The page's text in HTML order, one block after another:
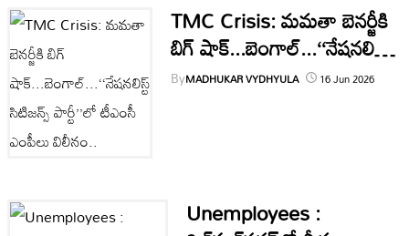
TMC Crisis: మమతా బెనర్జీకి
బిగ్‌ షాక్‌...బెంగాల్...‘‘నేషనలిస్ట్
సిటిజన్స్ పార్టీ’’లో టీఎంసీ
ByMADHUKAR VYDHYULA 16 Jun 2026
Unemployees :